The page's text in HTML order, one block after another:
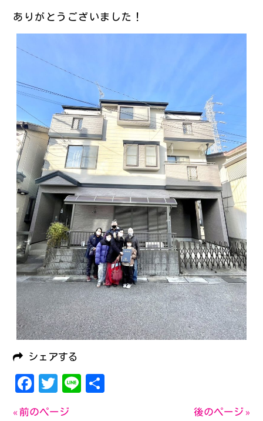
ありがとうございました！
シェアする
Facebook
Twitter
Line
« 前のページ 後のページ »